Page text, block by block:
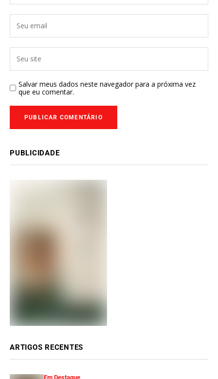
Salvar meus dados neste navegador para a próxima vez
que eu comentar.
PUBLICIDADE
ARTIGOS RECENTES
Em Destaque